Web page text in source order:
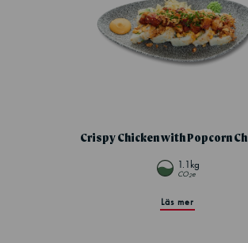
Crispy Chicken with Popcorn
1.1kg
CO2e
Läs mer